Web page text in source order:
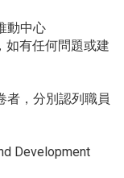
動中心
如有任何問題或建
， 分別認列職員
Development